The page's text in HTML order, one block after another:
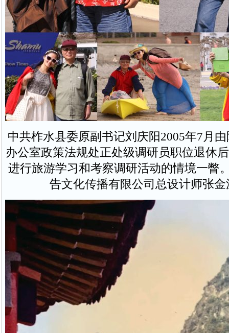
中共柞水县委原副书记刘庆阳2005年7月
办公室政策法规处正处级调研员职位退休
进行旅游学习和考察调研活动的情境一瞥
告文化传播有限公司总设计师张